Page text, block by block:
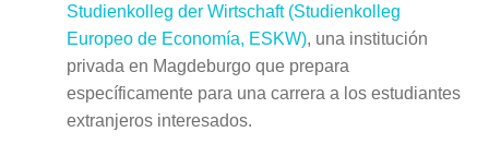
Studienkolleg der Wirtschaft (Studienkolleg
Europeo de Economía, ESKW), una institución
privada en Magdeburgo que prepara
específicamente para una carrera a los estudiantes
extranjeros interesados.